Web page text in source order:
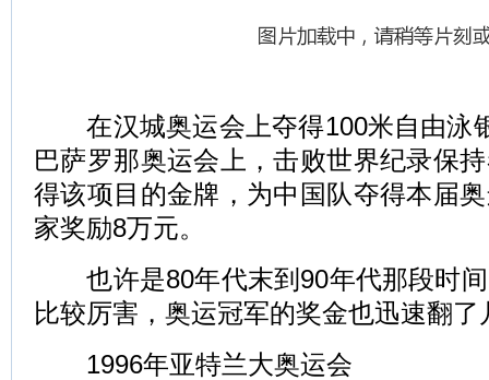
在汉城奥运会上夺得100米自由泳
巴萨罗那奥运会上，击败世界纪录保
得该项目的金牌，为中国队夺得本届
家奖励8万元。
也许是80年代末到90年代那段时间
比较厉害，奥运冠军的奖金也迅速翻了
1996年亚特兰大奥运会